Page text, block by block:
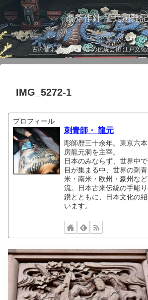
磨斧作針 龍元洞雑
古の昔より伝わる日本の伝統芸術 江戸文
IMG_5272-1
プロフィール
刺青師・ 龍元
彫師歴三十余年。東京六
房龍元洞を主宰。
日本のみならず、世界中
目が集まる中、世界の刺
米・南米・欧州・豪州な
流。日本古来伝統の手彫
鑽とともに、日本文化の
います。